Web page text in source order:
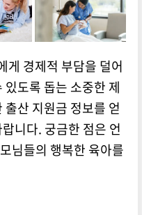
게 경제적 부담을 덜어
도록 돕는 소중한 제
산 지원금 정보를 얻
니다. 궁금한 점은 언
님들의 행복한 육아를